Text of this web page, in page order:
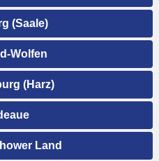
(Saale)
Wolfen
(Harz)
Land